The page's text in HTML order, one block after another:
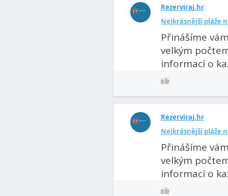
Rezerviraj.hr
Nejkrásnější pláže
Přinášíme
velkým
informací o
Rezerviraj.hr
Nejkrásnější pláže
Přinášíme
velkým
informací o